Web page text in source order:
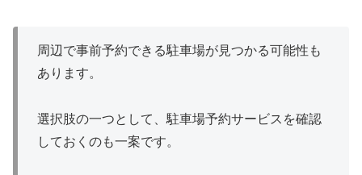
周辺で事前予約できる駐車場が見つかる可能性も
あります。
選択肢の一つとして、駐車場予約サービスを確認
しておくのも一案です。